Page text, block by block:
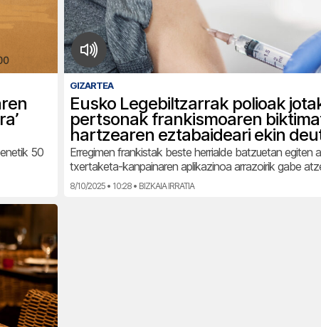
50
GIZARTEA
Eusko Legebiltzarrak polioak
pertsonak frankismoaren
hartzearen eztabaideari ekin
Erregimen frankistak beste herrialde batzuetan egiten
txertaketa-kanpainaren aplikazinoa arrazoirik gabe
8/10/2025 • 10:28 • BIZKAIA IRRATIA